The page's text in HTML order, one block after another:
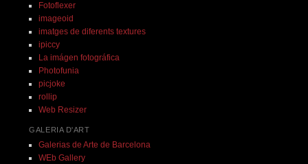
Fotoflexer
imageoid
imatges de diferents textures
ipiccy
La imágen fotográfica
Photofunia
picjoke
rollip
Web Resizer
GALERIA D'ART
Galerias de Arte de Barcelona
WEb Gallery